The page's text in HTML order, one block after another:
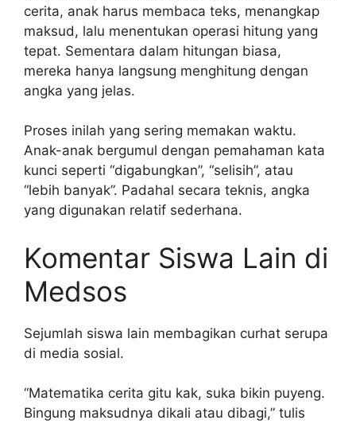
cerita, anak harus membaca teks, menangkap
maksud, lalu menentukan operasi hitung yang
tepat. Sementara dalam hitungan biasa,
mereka hanya langsung menghitung dengan
angka yang jelas.
Proses inilah yang sering memakan waktu.
Anak-anak bergumul dengan pemahaman kata
kunci seperti “digabungkan”, “selisih”, atau
“lebih banyak”. Padahal secara teknis, angka
yang digunakan relatif sederhana.
Komentar Siswa Lain di
Medsos
Sejumlah siswa lain membagikan curhat serupa
di media sosial.
“Matematika cerita gitu kak, suka bikin puyeng.
Bingung maksudnya dikali atau dibagi,” tulis